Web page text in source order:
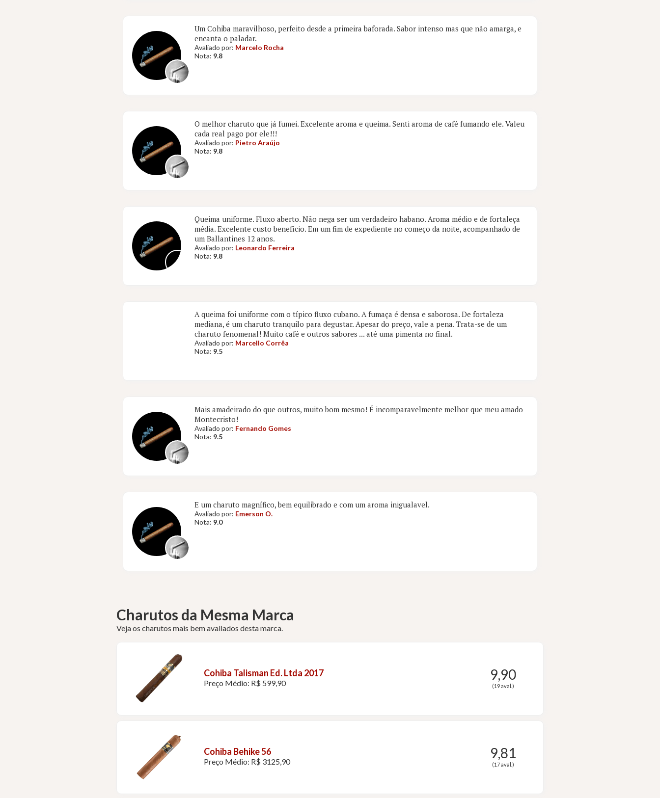
Um Cohiba maravilhoso, perfeito desde a primeira baforada. Sabor intenso mas que não amarga, e
encanta o paladar.
Avaliado por: Marcelo Rocha
Nota: 9.8
O melhor charuto que já fumei. Excelente aroma e queima. Senti aroma de café fumando ele. Valeu
cada real pago por ele!!!
Avaliado por: Pietro Araújo
Nota: 9.8
Queima uniforme. Fluxo aberto. Não nega ser um verdadeiro habano. Aroma médio e de fortaleça
média. Excelente custo benefício. Em um fim de expediente no começo da noite, acompanhado de
um Ballantines 12 anos.
Avaliado por: Leonardo Ferreira
Nota: 9.8
A queima foi uniforme com o típico fluxo cubano. A fumaça é densa e saborosa. De fortaleza
mediana, é um charuto tranquilo para degustar. Apesar do preço, vale a pena. Trata-se de um
charuto fenomenal! Muito café e outros sabores ... até uma pimenta no final.
Avaliado por: Marcello Corrêa
Nota: 9.5
Mais amadeirado do que outros, muito bom mesmo! É incomparavelmente melhor que meu amado
Montecristo!
Avaliado por: Fernando Gomes
Nota: 9.5
E um charuto magnífico, bem equilibrado e com um aroma inigualavel.
Avaliado por: Emerson O.
Nota: 9.0
Charutos da Mesma Marca
Veja os charutos mais bem avaliados desta marca.
Cohiba Talisman Ed. Ltda 2017
Preço Médio: R$ 599,90
9,90
(19 aval.)
Cohiba Behike 56
Preço Médio: R$ 3125,90
9,81
(17 aval.)